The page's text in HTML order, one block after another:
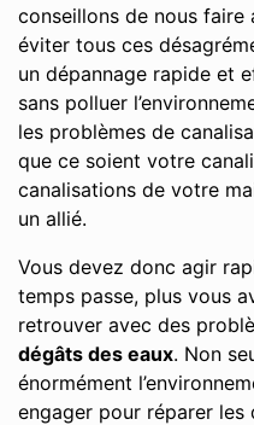
conseillons de nous
éviter tous ces
un dépannage rapide et
sans polluer
les problèmes de
que ce soient votre
canalisations de votre
un allié.
Vous devez donc agir
temps passe, plus vous
retrouver avec des
dégâts des eaux. Non
énormément
engager pour réparer